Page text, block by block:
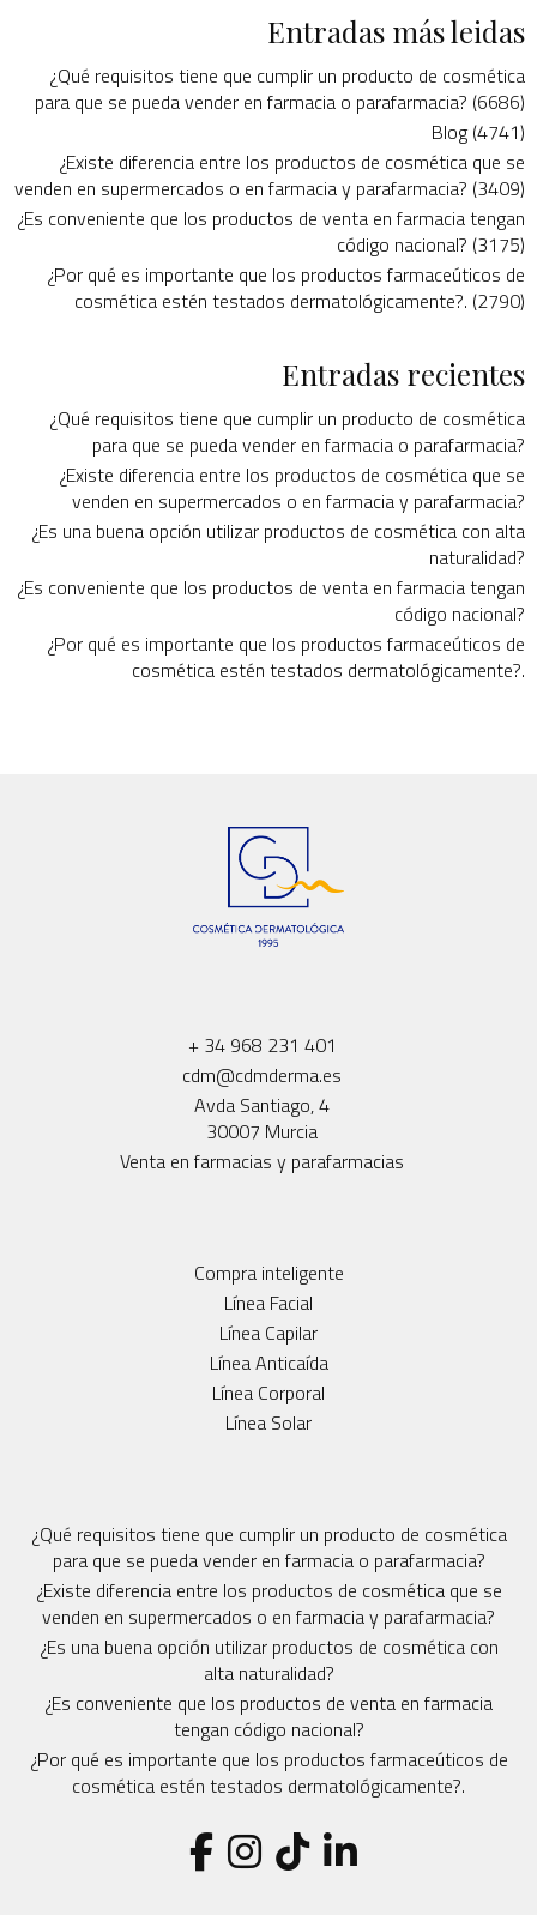
Entradas más leidas
¿Qué requisitos tiene que cumplir un producto de cosmética
para que se pueda vender en farmacia o parafarmacia? (6686)
Blog (4741)
¿Existe diferencia entre los productos de cosmética que se
venden en supermercados o en farmacia y parafarmacia? (3409)
¿Es conveniente que los productos de venta en farmacia tengan
código nacional? (3175)
¿Por qué es importante que los productos farmaceúticos de
cosmética estén testados dermatológicamente?. (2790)
Entradas recientes
¿Qué requisitos tiene que cumplir un producto de cosmética
para que se pueda vender en farmacia o parafarmacia?
¿Existe diferencia entre los productos de cosmética que se
venden en supermercados o en farmacia y parafarmacia?
¿Es una buena opción utilizar productos de cosmética con alta
naturalidad?
¿Es conveniente que los productos de venta en farmacia tengan
código nacional?
¿Por qué es importante que los productos farmaceúticos de
cosmética estén testados dermatológicamente?.
+ 34 968 231 401
cdm@cdmderma.es
Avda Santiago, 4
30007 Murcia
Venta en farmacias y parafarmacias
Compra inteligente
Línea Facial
Línea Capilar
Línea Anticaída
Línea Corporal
Línea Solar
¿Qué requisitos tiene que cumplir un producto de cosmética
para que se pueda vender en farmacia o parafarmacia?
¿Existe diferencia entre los productos de cosmética que se
venden en supermercados o en farmacia y parafarmacia?
¿Es una buena opción utilizar productos de cosmética con
alta naturalidad?
¿Es conveniente que los productos de venta en farmacia
tengan código nacional?
¿Por qué es importante que los productos farmaceúticos de
cosmética estén testados dermatológicamente?.